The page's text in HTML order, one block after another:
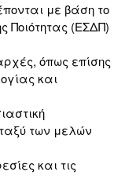
με βάση το
Ποιότητας (ΕΣΔΠ)
όπως επίσης
και
των μελών
και τις